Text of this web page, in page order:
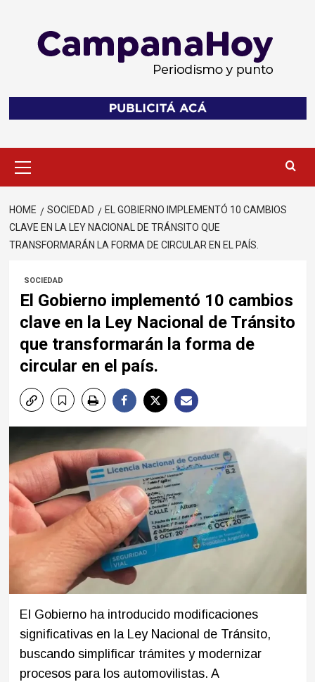
Menu
HOME SOCIEDAD
EL GOBIERNO IMPLEMENTÓ 10 CAMBIOS
CLAVE EN LA LEY NACIONAL DE TRÁNSITO QUE
TRANSFORMARÁN LA FORMA DE CIRCULAR EN EL PAÍS.
SOCIEDAD
El Gobierno implementó 10 cambios
clave en la Ley Nacional de Tránsito
que transformarán la forma de
circular en el país.
El Gobierno ha introducido modificaciones
significativas en la Ley Nacional de Tránsito,
buscando simplificar trámites y modernizar
procesos para los automovilistas. A